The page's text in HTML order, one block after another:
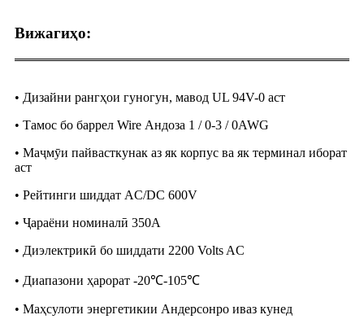
Вижагиҳо:
• Дизайни рангҳои гуногун, мавод UL 94V-0 аст
• Тамос бо баррел Wire Андоза 1 / 0-3 / 0AWG
• Маҷмӯи пайвасткунак аз як корпус ва як терминал иборат
аст
• Рейтинги шиддат AC/DC 600V
• Ҷараёни номиналӣ 350A
• Диэлектрикӣ бо шиддати 2200 Volts AC
• Диапазони ҳарорат -20℃-105℃
• Маҳсулоти энергетикии Андерсонро иваз кунед